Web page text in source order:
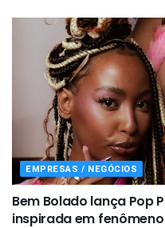
EMPRESAS / NEGÓCIOS
Bem Bolado lança Pop
inspirada em